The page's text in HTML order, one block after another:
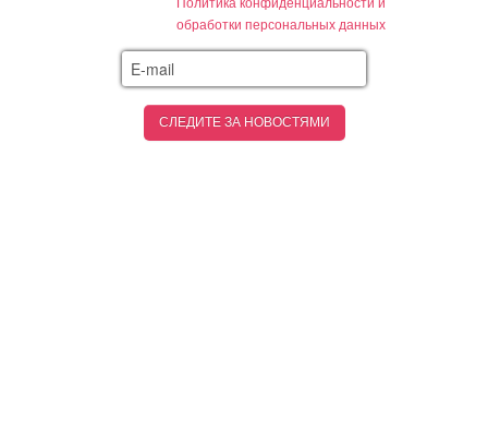
обработки персональных данных